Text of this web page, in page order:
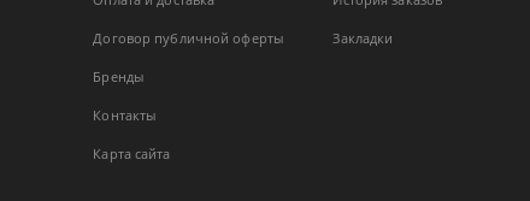
Договор публичной оферты
Бренды
Контакты
Карта сайта
Закладки